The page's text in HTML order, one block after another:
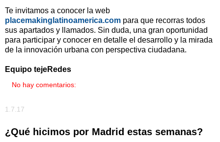
Te invitamos a conocer la web
placemakinglatinoamerica.com para que recorras todos
sus apartados y llamados. Sin duda, una gran oportunidad
para participar y conocer en detalle el desarrollo y la mirada
de la innovación urbana con perspectiva ciudadana.
Equipo tejeRedes
No hay comentarios:
1.7.17
¿Qué hicimos por Madrid estas semanas?